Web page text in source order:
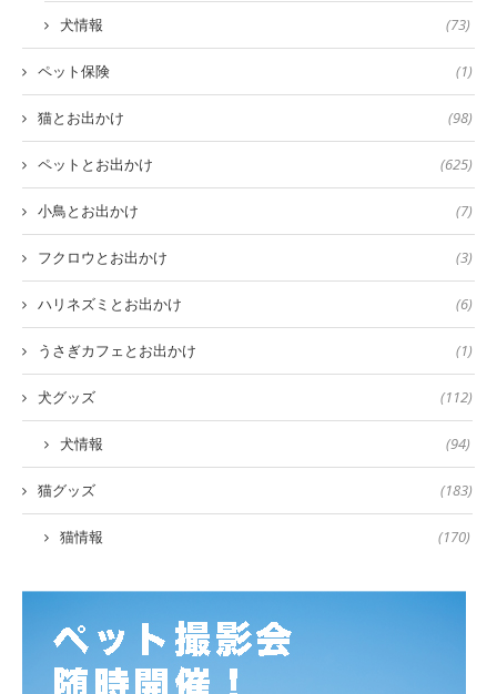
犬情報 (73)
ペット保険 (1)
猫とお出かけ (98)
ペットとお出かけ (625)
小鳥とお出かけ (7)
フクロウとお出かけ (3)
ハリネズミとお出かけ (6)
うさぎカフェとお出かけ (1)
犬グッズ (112)
犬情報 (94)
猫グッズ (183)
猫情報 (170)